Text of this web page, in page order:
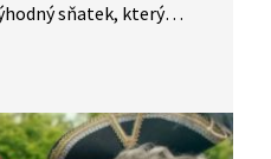
sňatek, který
zájmy zájem